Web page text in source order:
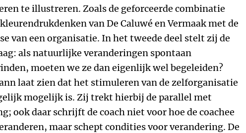
te illustreren. Zoals de geforceerde combinatie
van De Caluwé en Vermaak met de
van een organisatie. In het tweede deel stelt zij de
als natuurlijke veranderingen spontaan
moeten we ze dan eigenlijk wel begeleiden?
laat zien dat het stimuleren van de zelforganisatie
mogelijk is. Zij trekt hierbij de parallel met
ook daar schrijft de coach niet voor hoe de coachee
maar schept condities voor verandering. De